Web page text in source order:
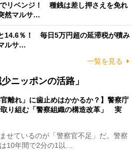
でリベンジ！ 種銭は差し押さえを免れ
然マルサ…
14.6％！ 毎日5万円超の延滞税が積み
ルサ…
一覧を見る
ニッポンの活路」
官離れ」に歯止めはかかるか？】警察庁
り組む「警察組織の構造改革」 実
せているのが「警察官不足」だ。警察
10年間で2分の1以…